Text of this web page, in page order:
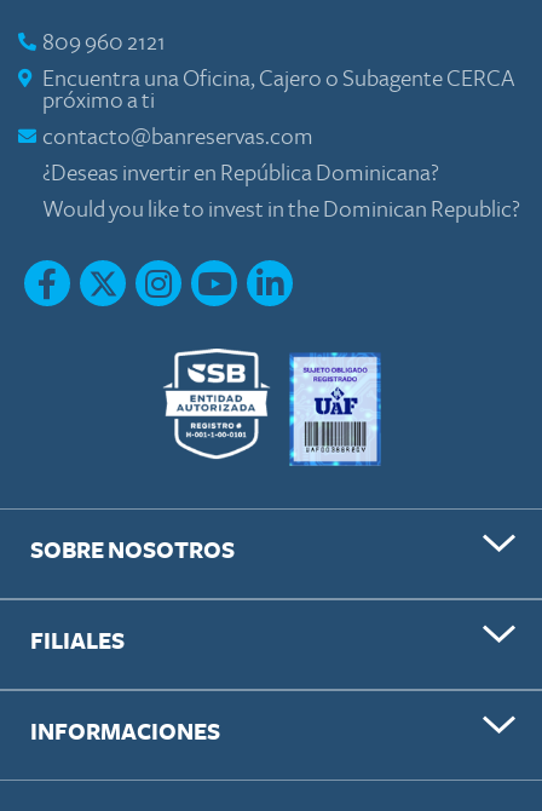
809 960 2121
Encuentra una Oficina, Cajero o Subagente CERCA
próximo a ti
contacto@banreservas.com
¿Deseas invertir en República Dominicana?
Would you like to invest in the Dominican Republic?
SOBRE NOSOTROS
FILIALES
INFORMACIONES